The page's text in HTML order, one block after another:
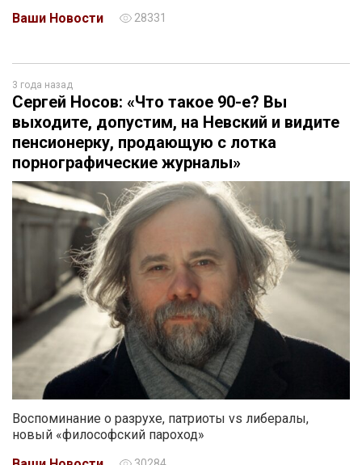
Ваши Новости 28331
3 года назад
Сергей Носов: «Что такое 90-е? Вы
выходите, допустим, на Невский и видите
пенсионерку, продающую с лотка
порнографические журналы»
Воспоминание о разрухе, патриоты vs либералы,
новый «философский пароход»